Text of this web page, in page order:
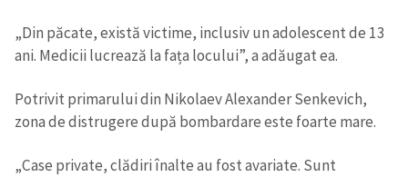
„Din păcate, există victime, inclusiv un adolescent de 13
ani. Medicii lucrează la fața locului”, a adăugat ea.
Potrivit primarului din Nikolaev Alexander Senkevich,
zona de distrugere după bombardare este foarte mare.
„Case private, clădiri înalte au fost avariate. Sunt